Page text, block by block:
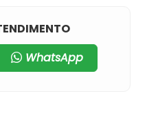
WhatsApp